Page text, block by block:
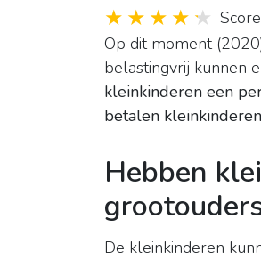
Op dit moment
belastingvrij kunnen
kleinkinderen een
betalen
Hebben
De kleinkinderen